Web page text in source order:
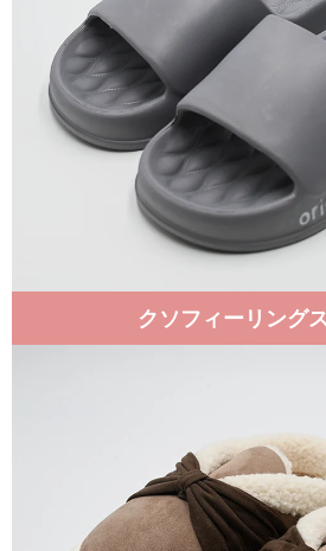
クソフィーリング